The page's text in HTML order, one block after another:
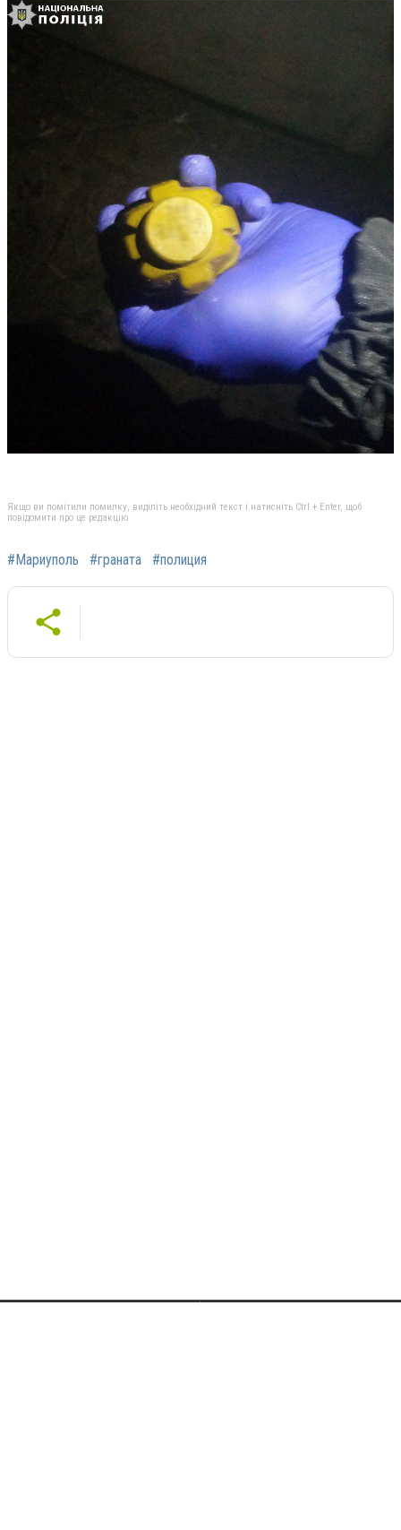
Якщо ви помітили помилку, виділіть необхідний текст і натисніть Ctrl + Enter, щоб
повідомити про це редакцію
#Мариуполь #граната #полиция